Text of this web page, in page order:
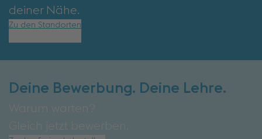
deiner Nähe.
Zu den Standorten
Deine Bewerbung. Deine Lehre.
Warum warten?
Gleich jetzt bewerben.